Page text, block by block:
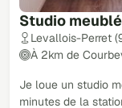
Studio
Levallois-Perret
À 2km de
Je loue un studio
minutes de la